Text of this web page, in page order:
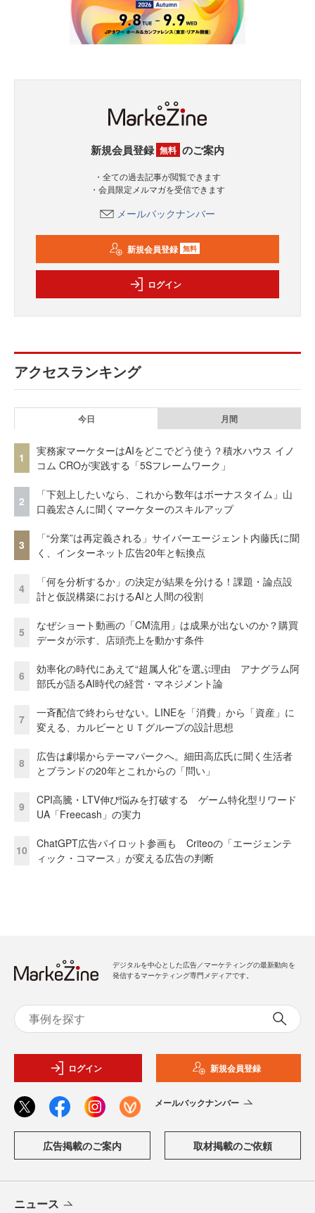
新規会員登録 無料 のご案内
・全ての過去記事が閲覧できます
・会員限定メルマガを受信できます
メールバックナンバー
新規会員登録 無料
ログイン
アクセスランキング
今日 月間
1
実務家マーケターはAIをどこでどう使う？積水ハウス イノ
コム CROが実践する「5Sフレームワーク」
2
「下剋上したいなら、これから数年はボーナスタイム」山
口義宏さんに聞くマーケターのスキルアップ
3
「“分業”は再定義される」サイバーエージェント内藤氏に聞
く、インターネット広告20年と転換点
4
「何を分析するか」の決定が結果を分ける！課題・論点設
計と仮説構築におけるAIと人間の役割
5
なぜショート動画の「CM流用」は成果が出ないのか？購買
データが示す、店頭売上を動かす条件
6
効率化の時代にあえて“超属人化”を選ぶ理由 アナグラム阿
部氏が語るAI時代の経営・マネジメント論
7
一斉配信で終わらせない。LINEを「消費」から「資産」に
変える、カルビーとＵＴグループの設計思想
8
広告は劇場からテーマパークへ。細田高広氏に聞く生活者
とブランドの20年とこれからの「問い」
9
CPI高騰・LTV伸び悩みを打破する ゲーム特化型リワード
UA「Freecash」の実力
10
ChatGPT広告パイロット参画も Criteoの「エージェンテ
ィック・コマース」が変える広告の判断
デジタルを中心とした広告／マーケティングの最新動向を
発信するマーケティング専門メディアです。
ログイン 新規会員登録
メールバックナンバー
広告掲載のご案内 取材掲載のご依頼
ニュース